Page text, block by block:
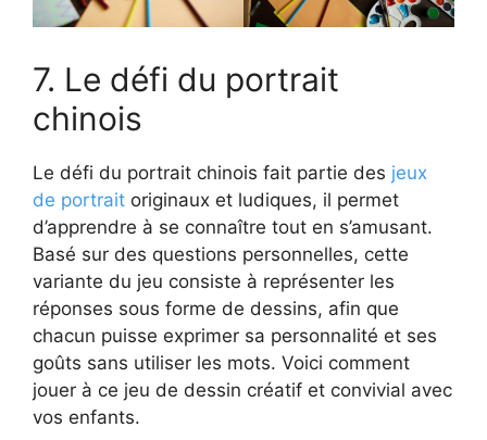
7. Le défi du portrait
chinois
Le défi du portrait chinois fait partie des jeux
de portrait originaux et ludiques, il permet
d’apprendre à se connaître tout en s’amusant.
Basé sur des questions personnelles, cette
variante du jeu consiste à représenter les
réponses sous forme de dessins, afin que
chacun puisse exprimer sa personnalité et ses
goûts sans utiliser les mots. Voici comment
jouer à ce jeu de dessin créatif et convivial avec
vos enfants.